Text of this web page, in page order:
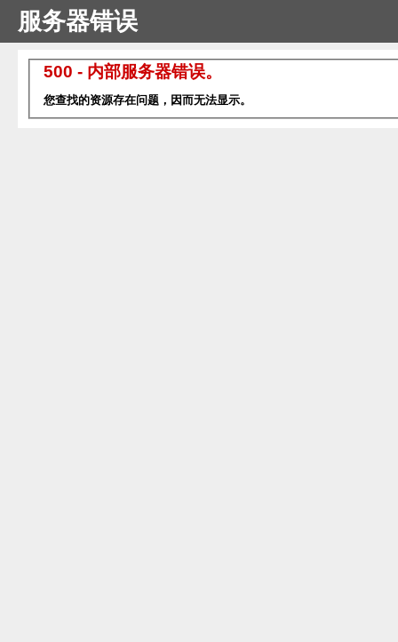
服务器错误
500 - 内部服务器错误。
您查找的资源存在问题，因而无法显示。